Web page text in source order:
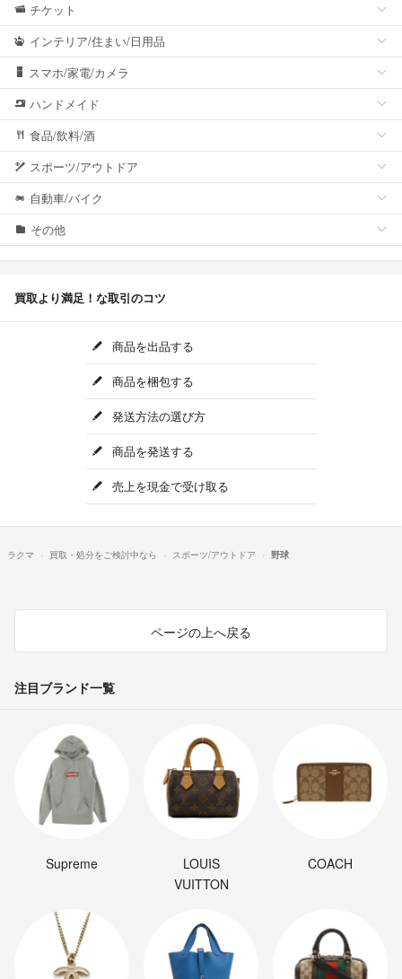
チケット
インテリア/住まい/日用品
スマホ/家電/カメラ
ハンドメイド
食品/飲料/酒
スポーツ/アウトドア
自動車/バイク
その他
買取より満足！な取引のコツ
商品を出品する
商品を梱包する
発送方法の選び方
商品を発送する
売上を現金で受け取る
ラクマ 買取・処分をご検討中なら スポーツ/アウトドア 野球
ページの上へ戻る
注目ブランド一覧
Supreme
LOUIS
VUITTON
COACH